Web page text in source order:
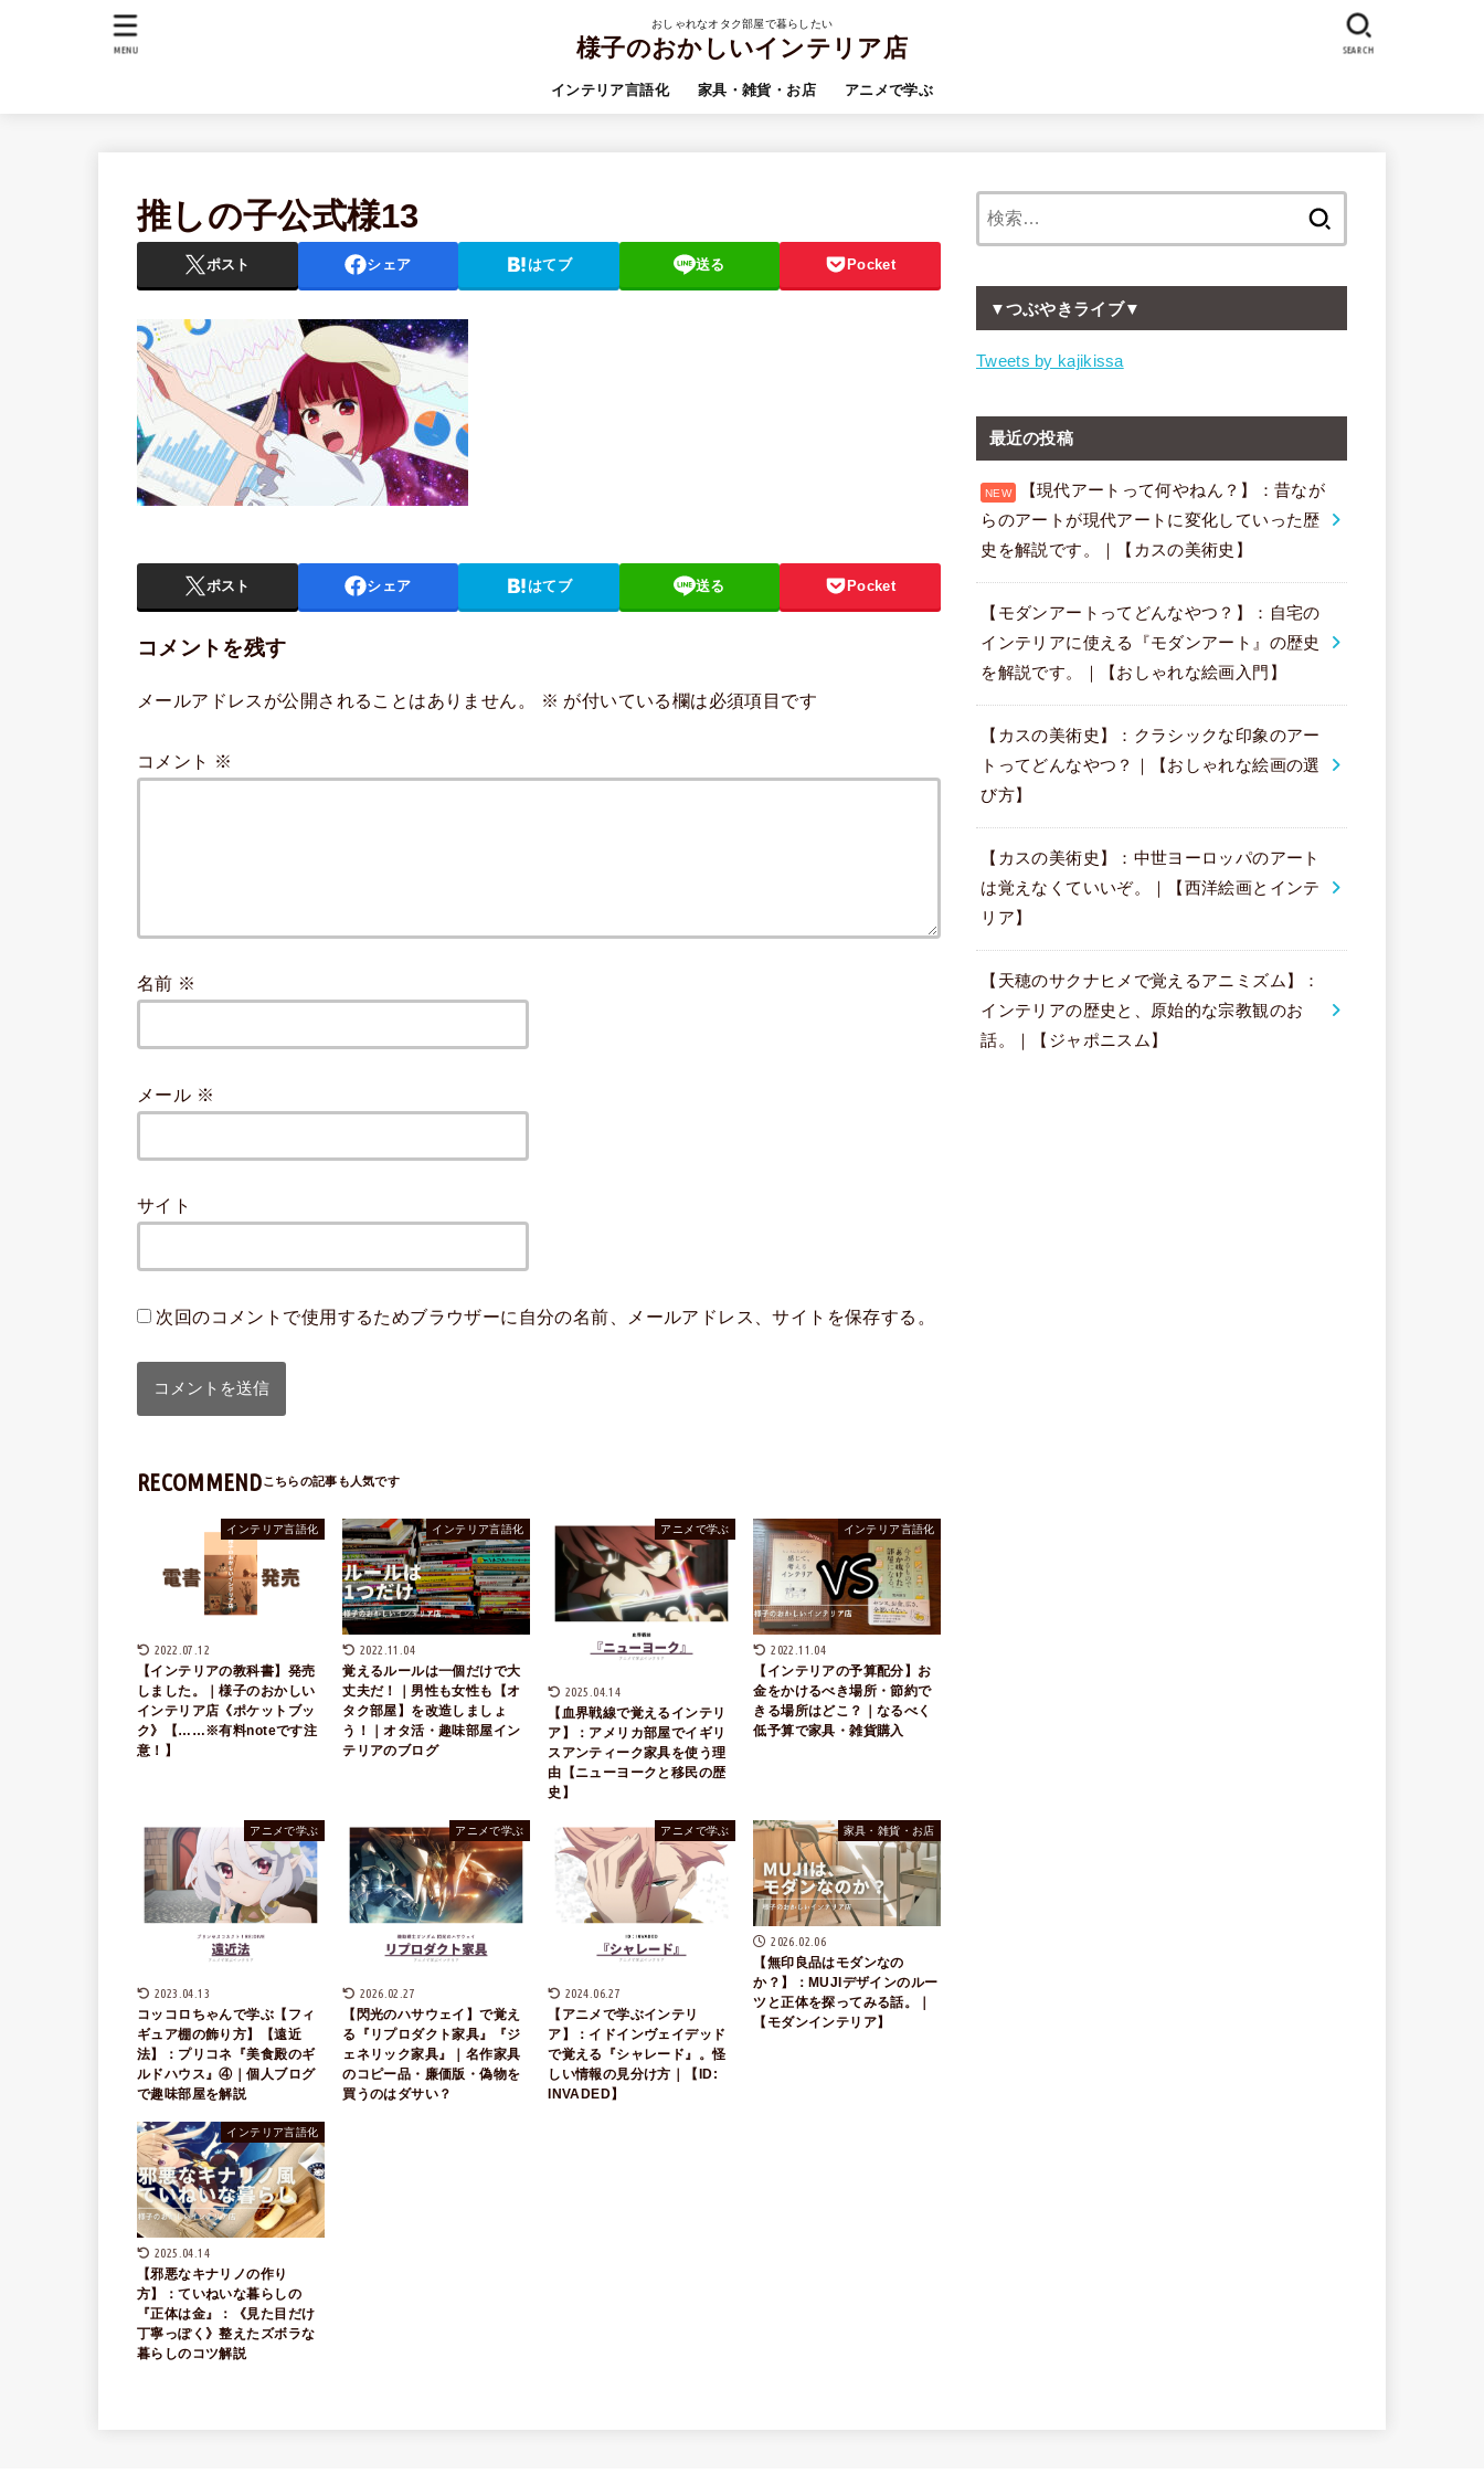
おしゃれなオタク部屋で暮らしたい
様子のおかしいインテリア店
インテリア言語化 家具・雑貨・お店 アニメで学ぶ
SEARCH
MENU
推しの子公式様13
ポスト シェア はてブ 送る Pocket
ポスト シェア はてブ 送る Pocket
コメントを残す
メールアドレスが公開されることはありません。 ※ が付いている欄は必須項目です
コメント ※
名前 ※
メール ※
サイト
次回のコメントで使用するためブラウザーに自分の名前、メールアドレス、サイトを保存する。
RECOMMEND
インテリア言語化
2022.07.12
【インテリアの教科書】発売
しました。｜様子のおかしい
インテリア店《ポケットブッ
ク》【……※有料noteです注
意！】
インテリア言語化
2022.11.04
覚えるルールは一個だけで大
丈夫だ！｜男性も女性も【オ
タク部屋】を改造しましょ
う！｜オタ活・趣味部屋イン
テリアのブログ
アニメで学ぶ
2025.04.14
【血界戦線で覚えるインテリ
ア】：アメリカ部屋でイギリ
スアンティーク家具を使う理
由【ニューヨークと移民の歴
史】
インテリア言語化
2022.11.04
【インテリアの予算配分】お
金をかけるべき場所・節約で
きる場所はどこ？｜なるべく
低予算で家具・雑貨購入
アニメで学ぶ
2023.04.13
コッコロちゃんで学ぶ【フィ
ギュア棚の飾り方】【遠近
法】：プリコネ『美食殿のギ
ルドハウス』④｜個人ブログ
で趣味部屋を解説
アニメで学ぶ
2026.02.27
【閃光のハサウェイ】で覚え
る『リプロダクト家具』『ジ
ェネリック家具』｜名作家具
のコピー品・廉価版・偽物を
買うのはダサい？
アニメで学ぶ
2024.06.27
【アニメで学ぶインテリ
ア】：イドインヴェイデッド
で覚える『シャレード』。怪
しい情報の見分け方｜【ID:
INVADED】
家具・雑貨・お店
2026.02.06
【無印良品はモダンなの
か？】：MUJIデザインのルー
ツと正体を探ってみる話。｜
【モダンインテリア】
インテリア言語化
2025.04.14
【邪悪なキナリノの作り
方】：ていねいな暮らしの
『正体は金』：《見た目だけ
丁寧っぽく》整えたズボラな
暮らしのコツ解説
▼つぶやきライブ▼
Tweets by kajikissa
最近の投稿
【現代アートって何やねん？】：昔なが
らのアートが現代アートに変化していった歴
史を解説です。｜【カスの美術史】
【モダンアートってどんなやつ？】：自宅の
インテリアに使える『モダンアート』の歴史
を解説です。｜【おしゃれな絵画入門】
【カスの美術史】：クラシックな印象のアー
トってどんなやつ？｜【おしゃれな絵画の選
び方】
【カスの美術史】：中世ヨーロッパのアート
は覚えなくていいぞ。｜【西洋絵画とインテ
リア】
【天穂のサクナヒメで覚えるアニミズム】：
インテリアの歴史と、原始的な宗教観のお
話。｜【ジャポニスム】